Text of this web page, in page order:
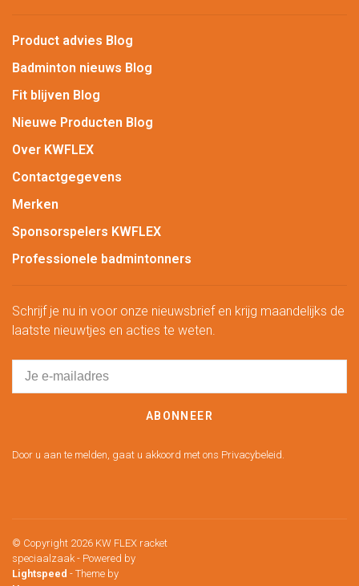
Product advies Blog
Badminton nieuws Blog
Fit blijven Blog
Nieuwe Producten Blog
Over KWFLEX
Contactgegevens
Merken
Sponsorspelers KWFLEX
Professionele badmintonners
Schrijf je nu in voor onze nieuwsbrief en krijg maandelijks de
laatste nieuwtjes en acties te weten.
ABONNEER
Door u aan te melden, gaat u akkoord met ons Privacybeleid.
© Copyright 2026 KW FLEX racket
speciaalzaak - Powered by
Lightspeed - Theme by